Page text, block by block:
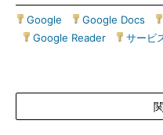
Google Google Docs
Google Reader サービ